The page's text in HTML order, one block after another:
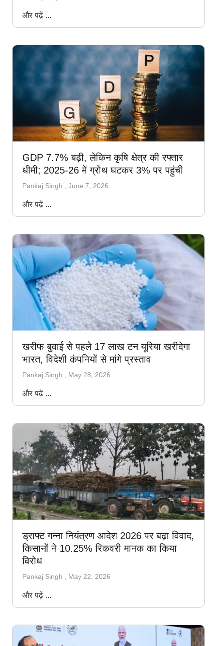
और पढ़ें ...
GDP 7.7% बढ़ी, लेकिन कृषि क्षेत्र की रफ्तार
धीमी; 2025-26 में ग्रोथ घटकर 3% पर पहुंची
Pankaj Singh June 7, 2026
और पढ़ें ...
खरीफ बुवाई से पहले 17 लाख टन यूरिया खरीदेगा
भारत, विदेशी कंपनियों से मांगे प्रस्ताव
Pankaj Singh May 28, 2026
और पढ़ें ...
ड्राफ्ट गन्ना नियंत्रण आदेश 2026 पर बढ़ा विवाद,
किसानों ने 10.25% रिकवरी मानक का किया
विरोध
Pankaj Singh May 22, 2026
और पढ़ें ...